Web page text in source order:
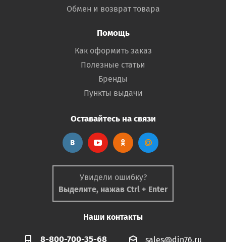
Обмен и возврат товара
Помощь
Как оформить заказ
Полезные статьи
Бренды
Пункты выдачи
Оставайтесь на связи
Увидели ошибку?
Выделите, нажав Ctrl + Enter
Наши контакты
8-800-700-35-68 sales@din76.ru